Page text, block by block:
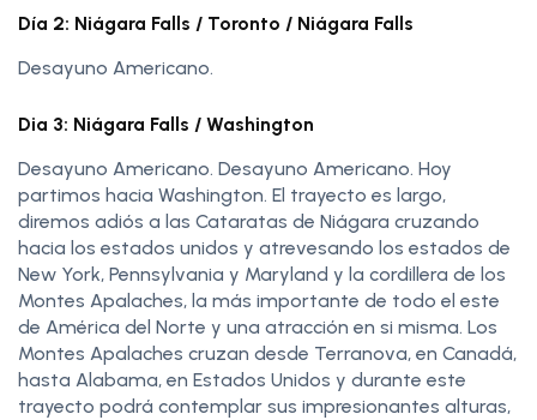
Día 2: Niágara Falls / Toronto / Niágara Falls
Desayuno Americano.
Dia 3: Niágara Falls / Washington
Desayuno Americano. Desayuno Americano. Hoy
partimos hacia Washington. El trayecto es largo,
diremos adiós a las Cataratas de Niágara cruzando
hacia los estados unidos y atrevesando los estados de
New York, Pennsylvania y Maryland y la cordillera de los
Montes Apalaches, la más importante de todo el este
de América del Norte y una atracción en si misma. Los
Montes Apalaches cruzan desde Terranova, en Canadá,
hasta Alabama, en Estados Unidos y durante este
trayecto podrá contemplar sus impresionantes alturas,